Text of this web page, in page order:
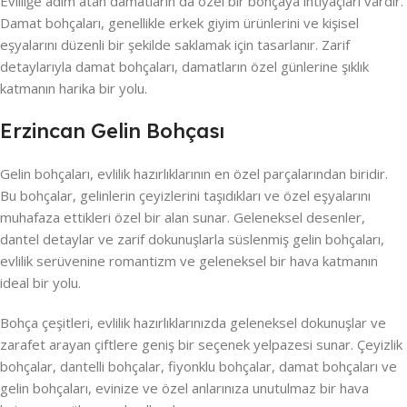
Damat bohçaları, genellikle erkek giyim ürünlerini ve kişisel
eşyalarını düzenli bir şekilde saklamak için tasarlanır. Zarif
detaylarıyla damat bohçaları, damatların özel günlerine şıklık
katmanın harika bir yolu.
Erzincan Gelin Bohçası
Gelin bohçaları, evlilik hazırlıklarının en özel parçalarından biridir.
Bu bohçalar, gelinlerin çeyizlerini taşıdıkları ve özel eşyalarını
muhafaza ettikleri özel bir alan sunar. Geleneksel desenler,
dantel detaylar ve zarif dokunuşlarla süslenmiş gelin bohçaları,
evlilik serüvenine romantizm ve geleneksel bir hava katmanın
ideal bir yolu.
Bohça çeşitleri, evlilik hazırlıklarınızda geleneksel dokunuşlar ve
zarafet arayan çiftlere geniş bir seçenek yelpazesi sunar. Çeyizlik
bohçalar, dantelli bohçalar, fiyonklu bohçalar, damat bohçaları ve
gelin bohçaları, evinize ve özel anlarınıza unutulmaz bir hava